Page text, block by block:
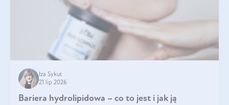
Iza Sykut
21 lip 2026
Bariera hydrolipidowa – co to jest i jak ją